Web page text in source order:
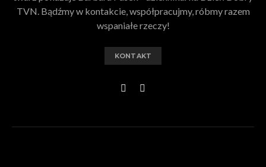
TVN. Bądźmy w kontakcie, współpracujmy, róbmy razem
wspaniałe rzeczy!
KONTAKT